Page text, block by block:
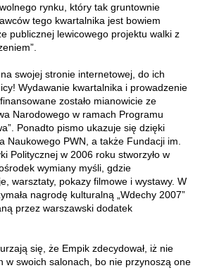
rynku, który tak gruntownie
tego kwartalnika jest bowiem
publicznej lewicowego projektu walki z
swojej stronie internetowej, do ich
Wydawanie kwartalnika i prowadzenie
zostało mianowicie ze
Narodowego w ramach Programu
Ponadto pismo ukazuje się dzięki
Naukowego PWN, a także Fundacji im.
Politycznej w 2006 roku stworzyło w
wymiany myśli, gdzie
warsztaty, pokazy filmowe i wystawy. W
nagrodę kulturalną „Wdechy 2007”
przez warszawski dodatek
się, że Empik zdecydował, iż nie
w swoich salonach, bo nie przynoszą one